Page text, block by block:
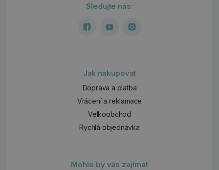
Sledujte nás:
Jak nakupovat
Doprava a platba
Vrácení a reklamace
Velkoobchod
Rychlá objednávka
Mohlo by vás zajímat